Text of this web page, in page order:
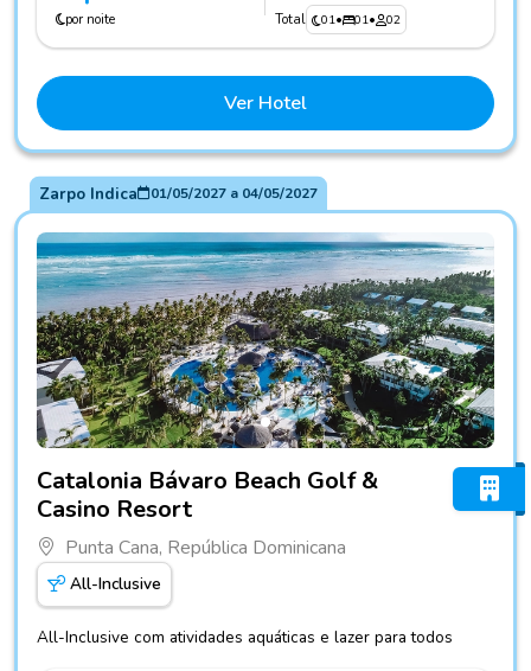
por noite Total 01• 01• 02
Ver Hotel
Zarpo Indica 01/05/2027a 04/05/2027
Fotos do hotel Catalonia Bávaro Beach Golf & Casino
Catalonia Bávaro Beach Golf &
Casino Resort
Punta Cana, República Dominicana
All-Inclusive
All-Inclusive com atividades aquáticas e lazer para todos